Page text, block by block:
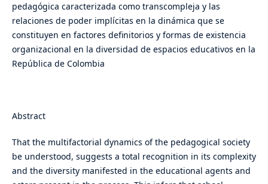
pedagógica caracterizada como transcompleja y las
relaciones de poder implícitas en la dinámica que se
constituyen en factores definitorios y formas de existencia
organizacional en la diversidad de espacios educativos en la
República de Colombia
Abstract
That the multifactorial dynamics of the pedagogical society
be understood, suggests a total recognition in its complexity
and the diversity manifested in the educational agents and